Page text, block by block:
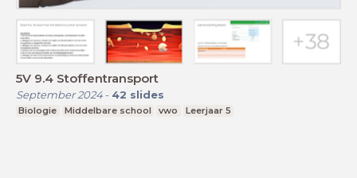
5V 9.4 Stoffentransport
September 2024- 42 slides
Biologie Middelbare school vwo Leerjaar 5